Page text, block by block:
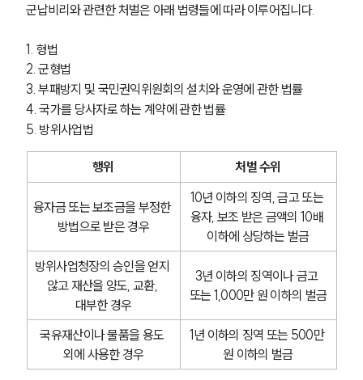
군납비리와 관련한 처벌은 아래 법령들에 따라 이루어집니다.
1. 형법
2. 군형법
3. 부패방지 및 국민권익위원회의 설치와 운영에 관한 법률
4. 국가를 당사자로 하는 계약에 관한 법률
5. 방위사업법
행위 처벌 수위
융자금 또는 보조금을 부정한
방법으로 받은 경우
10년 이하의 징역, 금고 또는
융자, 보조 받은 금액의 10배
이하에 상당하는 벌금
방위사업청장의 승인을 얻지
않고 재산을 양도, 교환,
대부한 경우
3년 이하의 징역이나 금고
또는 1,000만 원 이하의 벌금
국유재산이나 물품을 용도
외에 사용한 경우
1년 이하의 징역 또는 500만
원 이하의 벌금